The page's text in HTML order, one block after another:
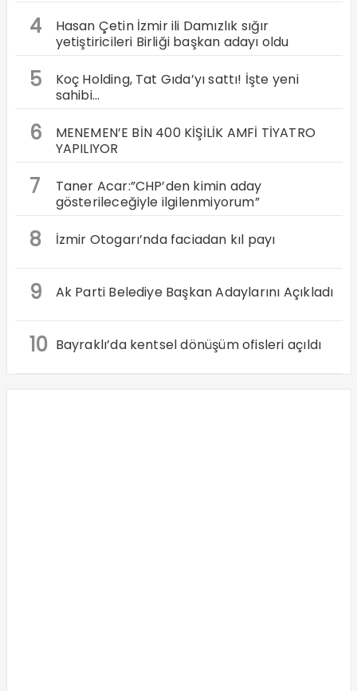
4
Hasan Çetin İzmir ili Damızlık sığır
yetiştiricileri Birliği başkan adayı oldu
5
Koç Holding, Tat Gıda’yı sattı! İşte yeni
sahibi…
6
MENEMEN’E BİN 400 KİŞİLİK AMFİ TİYATRO
YAPILIYOR
7
Taner Acar:”CHP’den kimin aday
gösterileceğiyle ilgilenmiyorum”
8 İzmir Otogarı’nda faciadan kıl payı
9 Ak Parti Belediye Başkan Adaylarını Açıkladı
10 Bayraklı’da kentsel dönüşüm ofisleri açıldı